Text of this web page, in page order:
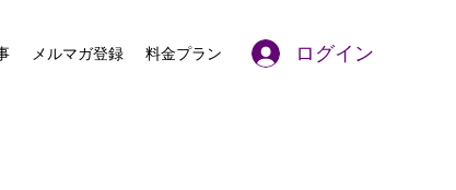
メルマガ登録 料金プラン ログイン